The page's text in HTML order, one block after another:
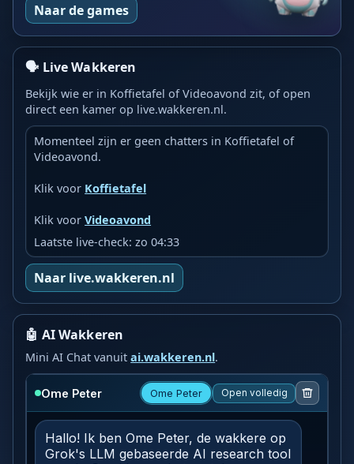
Naar de games
🗣️ Live Wakkeren
Bekijk wie er in Koffietafel of Videoavond zit, of open
direct een kamer op live.wakkeren.nl.
Momenteel zijn er geen chatters in Koffietafel of
Videoavond.
Klik voor Koffietafel
Klik voorVideoavond
Laatste live-check: zo 04:33
Naar live.wakkeren.nl
🤖 AI Wakkeren
Mini AI Chat vanuitai.wakkeren.nl.